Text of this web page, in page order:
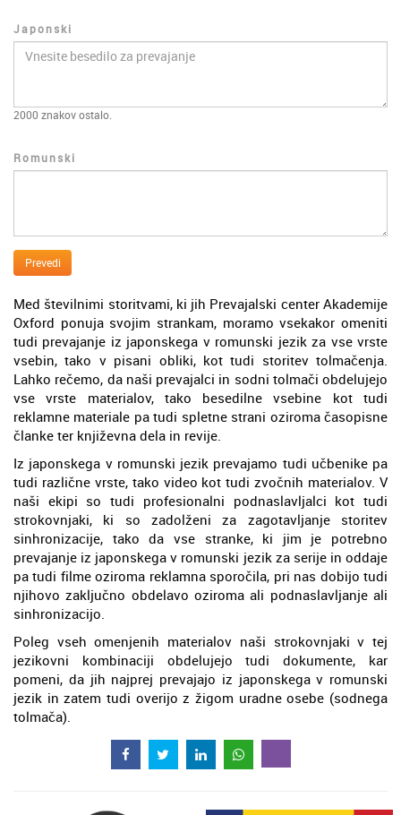
Japonski
2000 znakov ostalo.
Romunski
Prevedi
Med številnimi storitvami, ki jih Prevajalski center Akademije
Oxford ponuja svojim strankam, moramo vsekakor omeniti
tudi prevajanje iz japonskega v romunski jezik za vse vrste
vsebin, tako v pisani obliki, kot tudi storitev tolmačenja.
Lahko rečemo, da naši prevajalci in sodni tolmači obdelujejo
vse vrste materialov, tako besedilne vsebine kot tudi
reklamne materiale pa tudi spletne strani oziroma časopisne
članke ter književna dela in revije.
Iz japonskega v romunski jezik prevajamo tudi učbenike pa
tudi različne vrste, tako video kot tudi zvočnih materialov. V
naši ekipi so tudi profesionalni podnaslavljalci kot tudi
strokovnjaki, ki so zadolženi za zagotavljanje storitev
sinhronizacije, tako da vse stranke, ki jim je potrebno
prevajanje iz japonskega v romunski jezik za serije in oddaje
pa tudi filme oziroma reklamna sporočila, pri nas dobijo tudi
njihovo zaključno obdelavo oziroma ali podnaslavljanje ali
sinhronizacijo.
Poleg vseh omenjenih materialov naši strokovnjaki v tej
jezikovni kombinaciji obdelujejo tudi dokumente, kar
pomeni, da jih najprej prevajajo iz japonskega v romunski
jezik in zatem tudi overijo z žigom uradne osebe (sodnega
tolmača).